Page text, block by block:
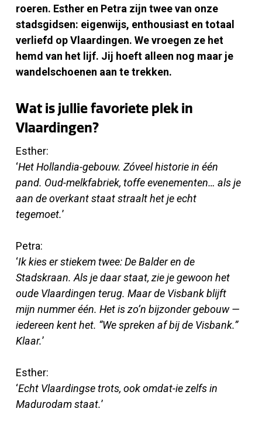
roeren. Esther en Petra zijn twee van onze
stadsgidsen: eigenwijs, enthousiast en totaal
verliefd op Vlaardingen. We vroegen ze het
hemd van het lijf. Jij hoeft alleen nog maar je
wandelschoenen aan te trekken.
Wat is jullie favoriete plek in
Vlaardingen?
Esther:
‘Het Hollandia-gebouw. Zóveel historie in één
pand. Oud-melkfabriek, toffe evenementen… als je
aan de overkant staat straalt het je echt
tegemoet.’
Petra:
‘Ik kies er stiekem twee: De Balder en de
Stadskraan. Als je daar staat, zie je gewoon het
oude Vlaardingen terug. Maar de Visbank blijft
mijn nummer één. Het is zo’n bijzonder gebouw —
iedereen kent het. “We spreken af bij de Visbank.”
Klaar.’
Esther:
‘Echt Vlaardingse trots, ook omdat-ie zelfs in
Madurodam staat.’